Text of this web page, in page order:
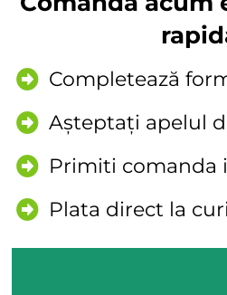
Completează
Așteptați apelul
Primiti comanda
Plata direct la